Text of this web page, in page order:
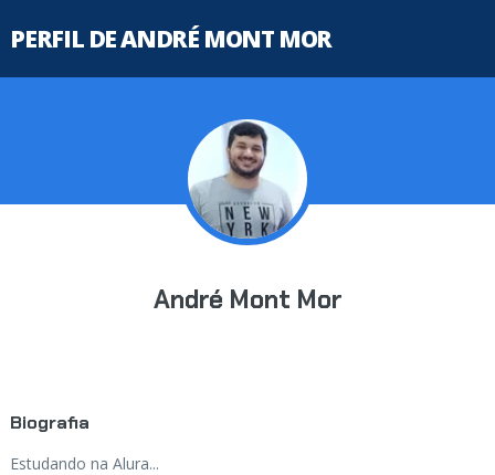
PERFIL DE ANDRÉ MONT MOR
André Mont Mor
Biografia
Estudando na Alura...